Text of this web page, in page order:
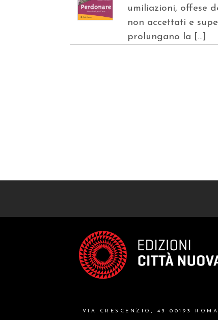
umiliazioni, offese
non accettati e
prolungano la […]
VIA CRESCENZIO, 43 00193 ROMA